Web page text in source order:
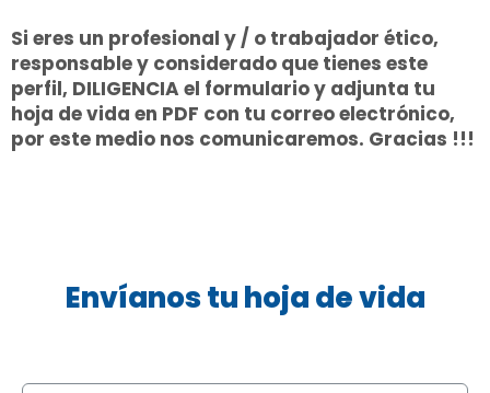
Si eres un profesional y / o trabajador ético,
responsable y considerado que tienes este
perfil, DILIGENCIA el formulario y adjunta tu
hoja de vida en PDF con tu correo electrónico,
por este medio nos comunicaremos. Gracias !!!
Envíanos tu hoja de vida